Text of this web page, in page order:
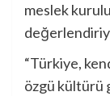
meslek
“Türkiye,
özgü kültürü